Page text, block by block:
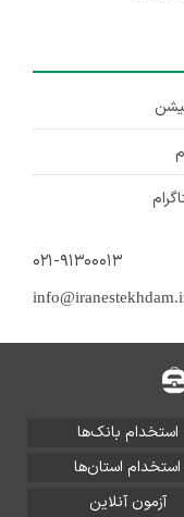
۰۲۱-۹۱۳۰۰۰۱۳
استخدام بانک‌ها
استخدام استان‌ها
آزمون آنلاین